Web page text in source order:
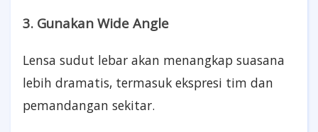
3. Gunakan Wide Angle
Lensa sudut lebar akan menangkap suasana
lebih dramatis, termasuk ekspresi tim dan
pemandangan sekitar.